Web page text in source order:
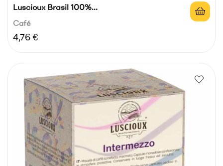
Luscioux Brasil 100%...
Café
Precio
4,76 €